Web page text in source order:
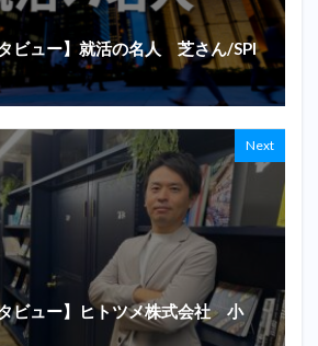
タビュー】就活の名人 芝さん/SPI
Next
タビュー】ヒトツメ株式会社 小